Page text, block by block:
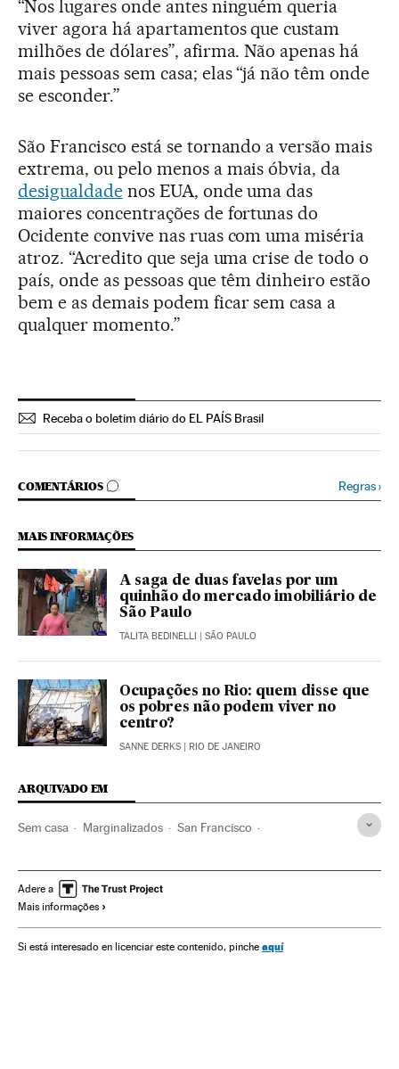
“Nos lugares onde antes ninguém queria
viver agora há apartamentos que custam
milhões de dólares”, afirma. Não apenas há
mais pessoas sem casa; elas “já não têm onde
se esconder.”
São Francisco está se tornando a versão mais
extrema, ou pelo menos a mais óbvia, da
desigualdadenos EUA, onde uma das
maiores concentrações de fortunas do
Ocidente convive nas ruas com uma miséria
atroz. “Acredito que seja uma crise de todo o
país, onde as pessoas que têm dinheiro estão
bem e as demais podem ficar sem casa a
qualquer momento.”
Receba o boletim diário do EL PAÍS Brasil
COMENTÁRIOS
COMENTÁRIOS Regras›
MAIS INFORMAÇÕES
A saga de duas favelas por um
quinhão do mercado imobiliário de
São Paulo
TALITA BEDINELLI | SÃO PAULO
Ocupações no Rio: quem disse que
os pobres não podem viver no
centro?
SANNE DERKS | RIO DE JANEIRO
ARQUIVADO EM
Sem casa Marginalizados San Francisco
Estados Unidos Pobreza
América do Norte
Política urbanística Cidades sustentáveis
Adere a
Mais informações
Si está interesado en licenciar este contenido, pinche aquí